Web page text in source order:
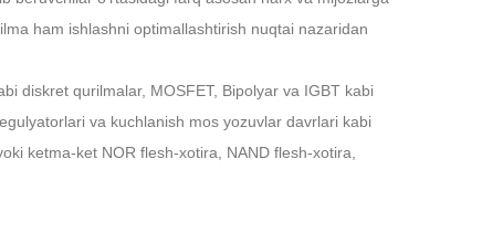
ham ishlashni optimallashtirish nuqtai nazaridan
diskret qurilmalar, MOSFET, Bipolyar va IGBT kabi
va kuchlanish mos yozuvlar davrlari kabi
ketma-ket NOR flesh-xotira, NAND flesh-xotira,